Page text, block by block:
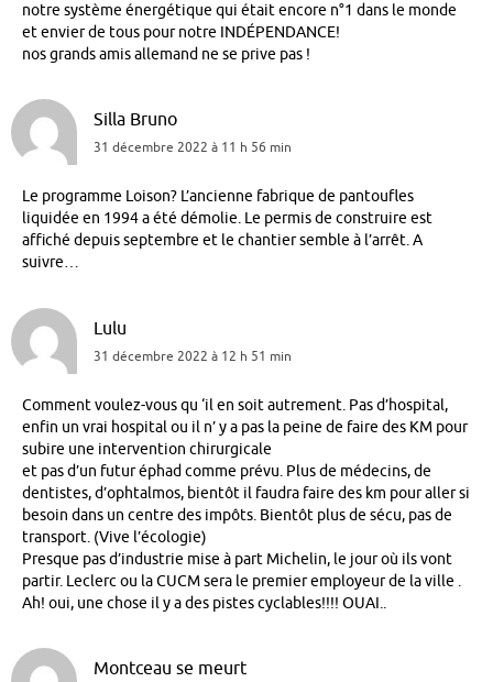
notre système énergétique qui était encore n°1 dans le monde
et envier de tous pour notre INDÉPENDANCE!
nos grands amis allemand ne se prive pas !
Silla Bruno
31 décembre 2022 à 11 h 56 min
Le programme Loison? L’ancienne fabrique de pantoufles
liquidée en 1994 a été démolie. Le permis de construire est
affiché depuis septembre et le chantier semble à l’arrêt. A
suivre…
Lulu
31 décembre 2022 à 12 h 51 min
Comment voulez-vous qu ‘il en soit autrement. Pas d’hospital,
enfin un vrai hospital ou il n’ y a pas la peine de faire des KM pour
subire une intervention chirurgicale
et pas d’un futur éphad comme prévu. Plus de médecins, de
dentistes, d’ophtalmos, bientôt il faudra faire des km pour aller si
besoin dans un centre des impôts. Bientôt plus de sécu, pas de
transport. (Vive l’écologie)
Presque pas d’industrie mise à part Michelin, le jour où ils vont
partir. Leclerc ou la CUCM sera le premier employeur de la ville .
Ah! oui, une chose il y a des pistes cyclables!!!! OUAI..
Montceau se meurt